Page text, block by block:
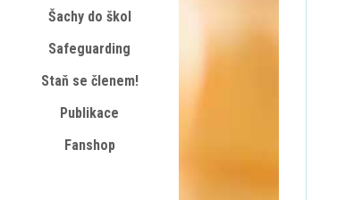
Šachy do škol
Safeguarding
Staň se členem!
Publikace
Fanshop